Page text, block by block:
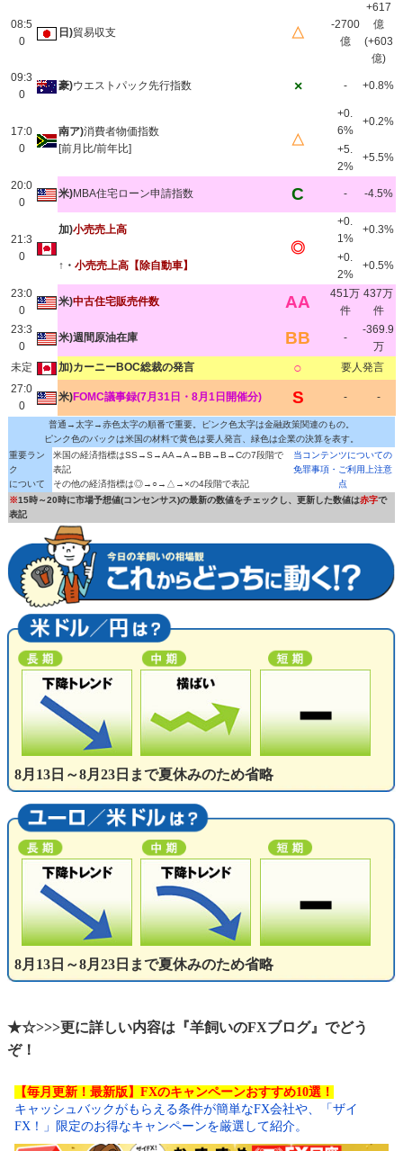
08:5
0
日)貿易収支 △
-2700
億
+617
億
(+603
億)
09:3
0
豪)ウエストパック先行指数 × - +0.8%
17:0
0
南ア)消費者物価指数
[前月比/前年比]
△
+0.
6%
+0.2%
+5.
2%
+5.5%
20:0
0
米)MBA住宅ローン申請指数 C - -4.5%
21:3
0
加)小売売上高
◎
+0.
1%
+0.3%
↑・ 小売売上高【除自動車】
+0.
2%
+0.5%
23:0
0
米)中古住宅販売件数 AA
451万
件
437万
件
23:3
0
米)週間原油在庫 BB -
-369.9
万
未定
加)カーニーBOC総裁の発言 ○
要人発言
27:0
0
米)FOMC議事録(7月31日・8月1日開催分) S - -
普通→太字→赤色太字の順番で重要。ピンク色太字は金融政策関連のもの。
ピンク色のバックは米国の材料で黄色は要人発言、緑色は企業の決算を表す。
重要ラン
ク
について
米国の経済指標はSS→S→AA→A→BB→B→Cの7段階で
表記
その他の経済指標は◎→○→△→×の4段階で表記
当コンテンツについての
免罪事項・ご利用上注意
点
※15時～20時に市場予想値(コンセンサス)の最新の数値をチェックし、更新した数値は赤字で
表記
8月13日～8月23日まで夏休みのため省略
8月13日～8月23日まで夏休みのため省略
★☆>>>更に詳しい内容は『羊飼いのFXブログ』でどう
ぞ！
【毎月更新！最新版】FXのキャンペーンおすすめ10選！
キャッシュバックがもらえる条件が簡単なFX会社や、「ザイ
FX！」限定のお得なキャンペーンを厳選して紹介。